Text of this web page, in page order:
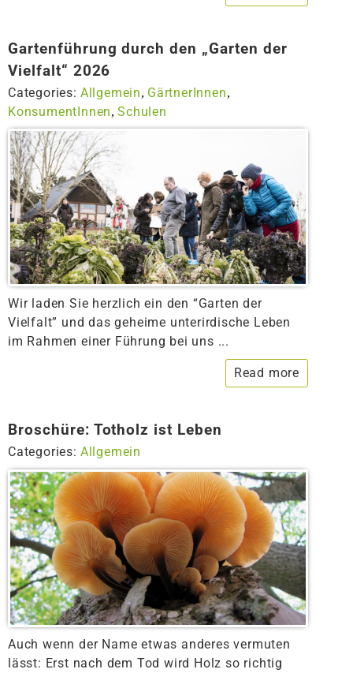
Gartenführung durch den „Garten der
Vielfalt“ 2026
Categories: Allgemein, GärtnerInnen,
KonsumentInnen,Schulen
Wir laden Sie herzlich ein den “Garten der
Vielfalt” und das geheime unterirdische Leben
im Rahmen einer Führung bei uns ...
Read more
Broschüre: Totholz ist Leben
Categories: Allgemein
Auch wenn der Name etwas anderes vermuten
lässt: Erst nach dem Tod wird Holz so richtig